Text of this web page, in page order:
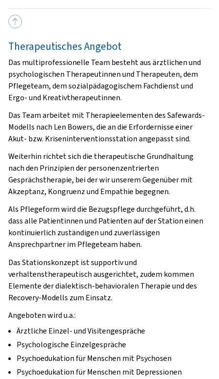
Therapeutisches Angebot
Das multiprofessionelle Team besteht aus ärztlichen und
psychologischen Therapeutinnen und Therapeuten, dem
Pflegeteam, dem sozialpädagogischem Fachdienst und
Ergo- und Kreativtherapeutinnen.
Das Team arbeitet mit Therapieelementen des Safewards-
Modells nach Len Bowers, die an die Erfordernisse einer
Akut- bzw. Kriseninterventionsstation angepasst sind.
Weiterhin richtet sich die therapeutische Grundhaltung
nach den Prinzipien der personenzentrierten
Gesprächstherapie, bei der wir unserem Gegenüber mit
Akzeptanz, Kongruenz und Empathie begegnen.
Als Pflegeform wird die Bezugspflege durchgeführt, d.h.
dass alle Patientinnen und Patienten auf der Station einen
kontinuierlich zuständigen und zuverlässigen
Ansprechpartner im Pflegeteam haben.
Das Stationskonzept ist supportiv und
verhaltenstherapeutisch ausgerichtet, zudem kommen
Elemente der dialektisch-behavioralen Therapie und des
Recovery-Modells zum Einsatz.
Angeboten wird u.a.:
Ärztliche Einzel- und Visitengespräche
Psychologische Einzelgespräche
Psychoedukation für Menschen mit Psychosen
Psychoedukation für Menschen mit Depressionen